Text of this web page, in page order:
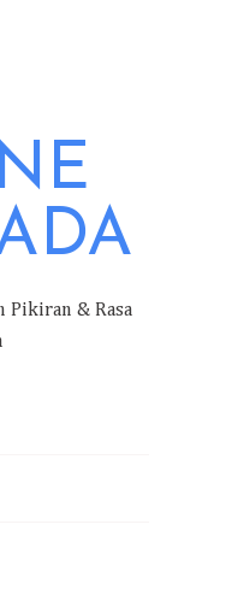
Pikiran & Rasa